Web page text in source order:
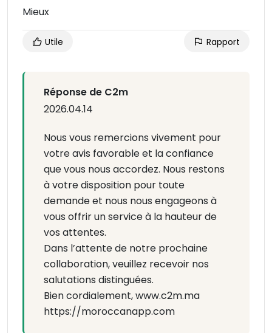
Mieux
Utile Rapport
Réponse de C2m
2026.04.14
Nous vous remercions vivement pour
votre avis favorable et la confiance
que vous nous accordez. Nous restons
à votre disposition pour toute
demande et nous nous engageons à
vous offrir un service à la hauteur de
vos attentes.
Dans l’attente de notre prochaine
collaboration, veuillez recevoir nos
salutations distinguées.
Bien cordialement, www.c2m.ma
https://moroccanapp.com